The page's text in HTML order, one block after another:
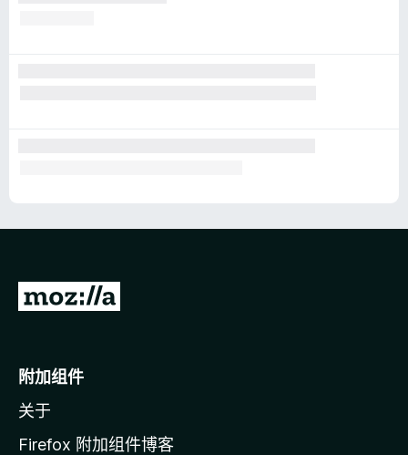
转
o
i
l
附加组件
关于
Firefox 附加组件博客